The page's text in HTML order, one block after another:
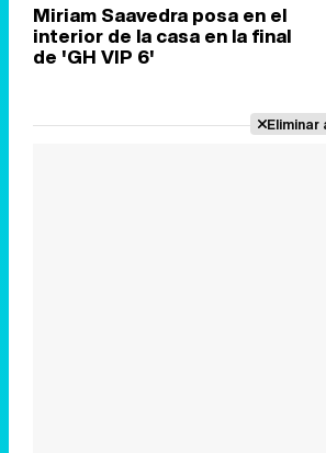
Miriam Saavedra posa en el
interior de la casa en la final
de 'GH VIP 6'
Eliminar